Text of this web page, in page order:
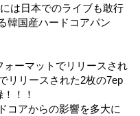
は日本でのライブも敢行
韓国産ハードコアパン
ォーマットでリリースされ
リリースされた2枚の7ep
！！
コアからの影響を多大に